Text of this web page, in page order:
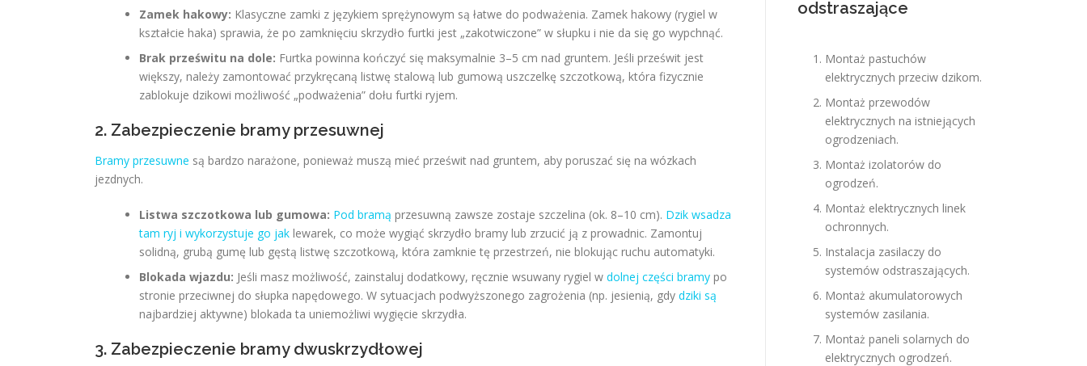
Zamek hakowy: Klasyczne zamki z językiem sprężynowym są łatwe do podważenia. Zamek hakowy (rygiel w
kształcie haka) sprawia, że po zamknięciu skrzydło furtki jest „zakotwiczone” w słupku i nie da się go wypchnąć.
Brak prześwitu na dole: Furtka powinna kończyć się maksymalnie 3–5 cm nad gruntem. Jeśli prześwit jest
większy, należy zamontować przykręcaną listwę stalową lub gumową uszczelkę szczotkową, która fizycznie
zablokuje dzikowi możliwość „podważenia” dołu furtki ryjem.
2. Zabezpieczenie bramy przesuwnej
Bramy przesuwne są bardzo narażone, ponieważ muszą mieć prześwit nad gruntem, aby poruszać się na wózkach
jezdnych.
Listwa szczotkowa lub gumowa: Pod bramą przesuwną zawsze zostaje szczelina (ok. 8–10 cm). Dzik wsadza
tam ryj i wykorzystuje go jak lewarek, co może wygiąć skrzydło bramy lub zrzucić ją z prowadnic. Zamontuj
solidną, grubą gumę lub gęstą listwę szczotkową, która zamknie tę przestrzeń, nie blokując ruchu automatyki.
Blokada wjazdu: Jeśli masz możliwość, zainstaluj dodatkowy, ręcznie wsuwany rygiel w dolnej części bramy po
stronie przeciwnej do słupka napędowego. W sytuacjach podwyższonego zagrożenia (np. jesienią, gdy dziki są
najbardziej aktywne) blokada ta uniemożliwi wygięcie skrzydła.
3. Zabezpieczenie bramy dwuskrzydłowej
odstraszające
Montaż pastuchów
elektrycznych przeciw dzikom.
Montaż przewodów
elektrycznych na istniejących
ogrodzeniach.
Montaż izolatorów do
ogrodzeń.
Montaż elektrycznych linek
ochronnych.
Instalacja zasilaczy do
systemów odstraszających.
Montaż akumulatorowych
systemów zasilania.
Montaż paneli solarnych do
elektrycznych ogrodzeń.